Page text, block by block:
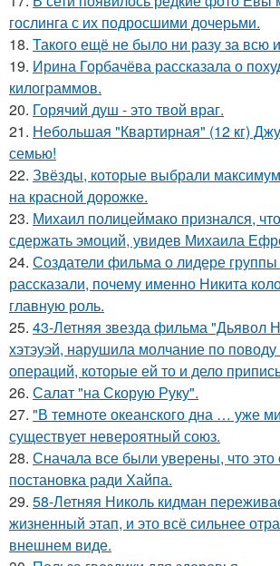
гослинга с их подросшими дочерьми.
18. Такого ещё не было ни разу за всю
19. Ирина Горбачёва рассказала о
килограммов.
20. Горячий душ - это твой враг.
21. Небольшая "Квартирная" (12 кг)
семью!
22. Звёзды, которые выбрали
на красной дорожке.
23. Михаил полицеймако признался,
сдержать эмоций, увидев Михаила
24. Создатели фильма о лидере группы
рассказали, почему именно Никита
главную роль.
25. 43-Летняя звезда фильма "Дьявол
хэтэуэй, нарушила молчание по поводу
операций, которые ей то и дело
26. Салат "на Скорую Руку".
27. "В темноте океанского дна … уже
существует невероятный союз.
28. Сначала все были уверены, что
постановка ради Хайпа.
29. 58-Летняя Николь кидман
жизненный этап, и это всё сильнее
внешнем виде.